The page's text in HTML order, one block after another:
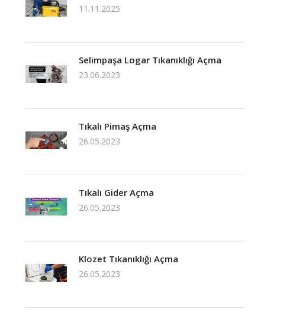
11.11.2025
Selimpaşa Logar Tıkanıklığı Açma
23.06.2023
Tıkalı Pimaş Açma
26.05.2023
Tıkalı Gider Açma
26.05.2023
Klozet Tıkanıklığı Açma
26.05.2023